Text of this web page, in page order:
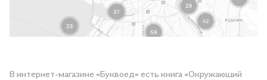
В интернет-магазине «Буквоед» есть книга «Окружающий